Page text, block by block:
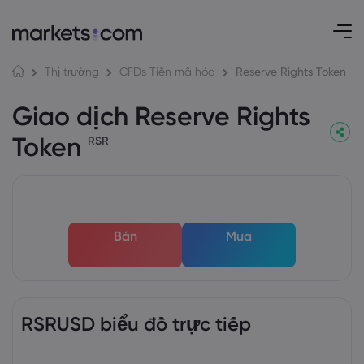
Thị trường CFDs Tiền mã hóa Reserve Rights Token
Giao dịch Reserve Rights
Token RSR
Bán Mua
RSRUSD biểu đồ trực tiếp